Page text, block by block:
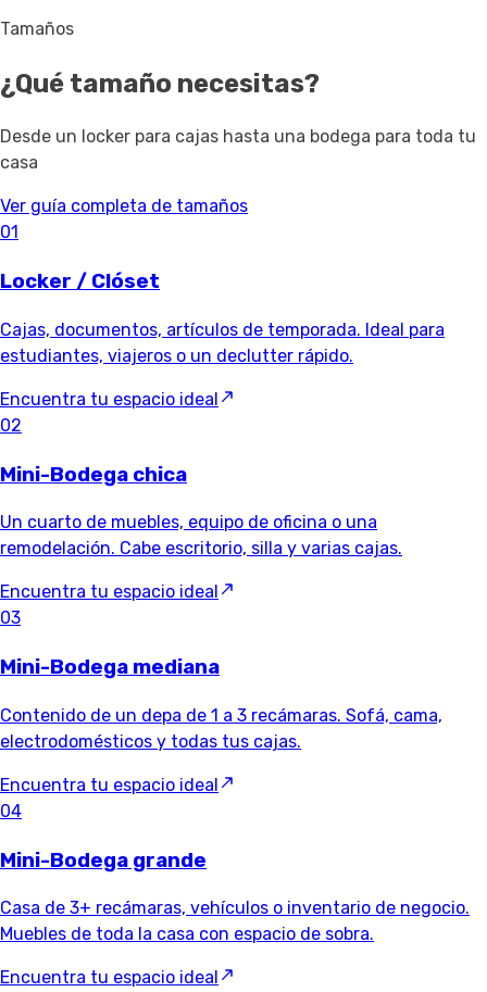
Tamaños
¿Qué tamaño necesitas?
Desde un locker para cajas hasta una bodega para toda tu
casa
Ver guía completa de tamaños
01
Locker / Clóset
Cajas, documentos, artículos de temporada. Ideal para
estudiantes, viajeros o un declutter rápido.
Encuentra tu espacio ideal
02
Mini-Bodega chica
Un cuarto de muebles, equipo de oficina o una
remodelación. Cabe escritorio, silla y varias cajas.
Encuentra tu espacio ideal
03
Mini-Bodega mediana
Contenido de un depa de 1 a 3 recámaras. Sofá, cama,
electrodomésticos y todas tus cajas.
Encuentra tu espacio ideal
04
Mini-Bodega grande
Casa de 3+ recámaras, vehículos o inventario de negocio.
Muebles de toda la casa con espacio de sobra.
Encuentra tu espacio ideal